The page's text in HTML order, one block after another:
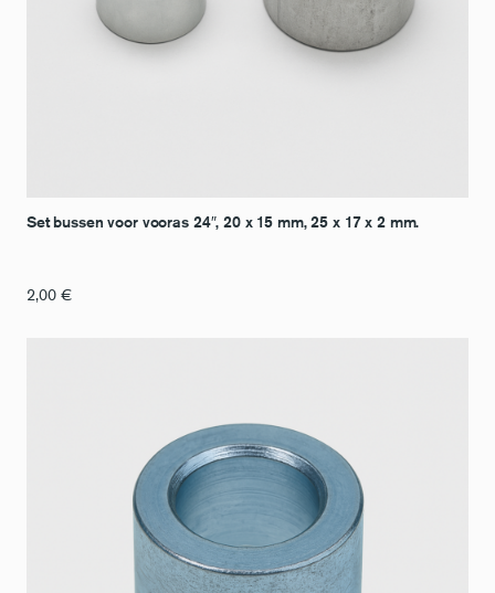
Set bussen voor vooras 24″, 20 x 15 mm, 25 x 17 x 2 mm.
2,00 €